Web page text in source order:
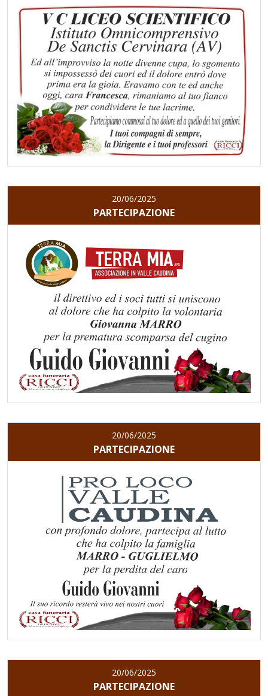
20/06/2025
PARTECIPAZIONE
20/06/2025
PARTECIPAZIONE
20/06/2025
PARTECIPAZIONE